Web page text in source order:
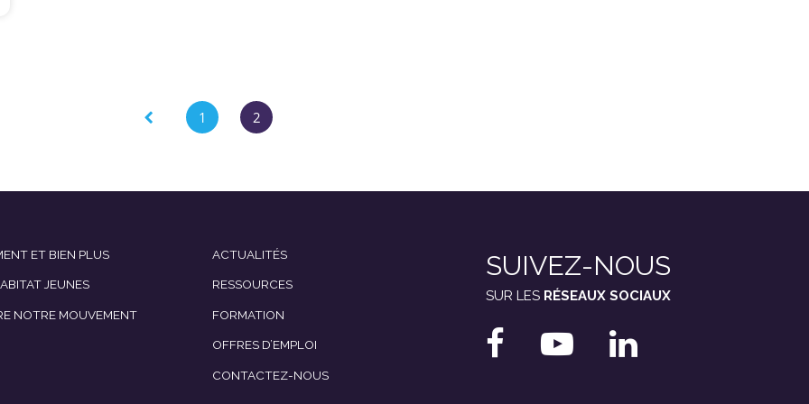
1 2
ET BIEN PLUS
JEUNES
NOTRE MOUVEMENT
ACTUALITÉS
RESSOURCES
FORMATION
OFFRES D’EMPLOI
CONTACTEZ-NOUS
SUIVEZ-NOUS
SUR LES RÉSEAUX SOCIAUX